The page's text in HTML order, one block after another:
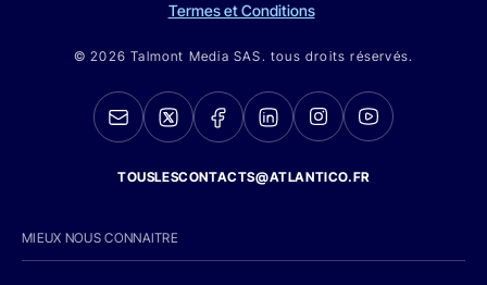
Termes et Conditions
© 2026 Talmont Media SAS. tous droits réservés.
TOUSLESCONTACTS@ATLANTICO.FR
MIEUX NOUS CONNAITRE